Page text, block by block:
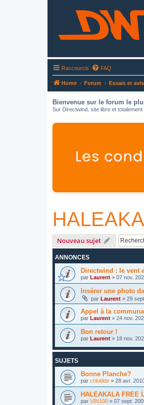
Raccourcis FAQ
Home Forum Essais et
Bienvenue sur le forum le
Sur Directwind, site libre et
Nouveau sujet
ANNONCES
Directwind : le vent
par Laurent » 07 nov.
Insérer une photo
par Laurent » 29
Appel à la
par Laurent » 24 nov.
Bon retour !
par Laurent » 18 nov.
SUJETS
Bonne Planche?
par chlotilde » 28 avr.
HALEAKALA FREE
par VIN100 » 07 sept.